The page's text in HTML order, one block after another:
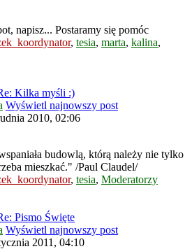
napisz... Postaramy się pomóc
, tesia, marta, kalina,
Kilka myśli :)
Wyświetl najnowszy post
2010, 02:06
budowlą, którą należy nie tylko
mieszkać." /Paul Claudel/
, tesia, Moderatorzy
Pismo Święte
Wyświetl najnowszy post
2011, 04:10